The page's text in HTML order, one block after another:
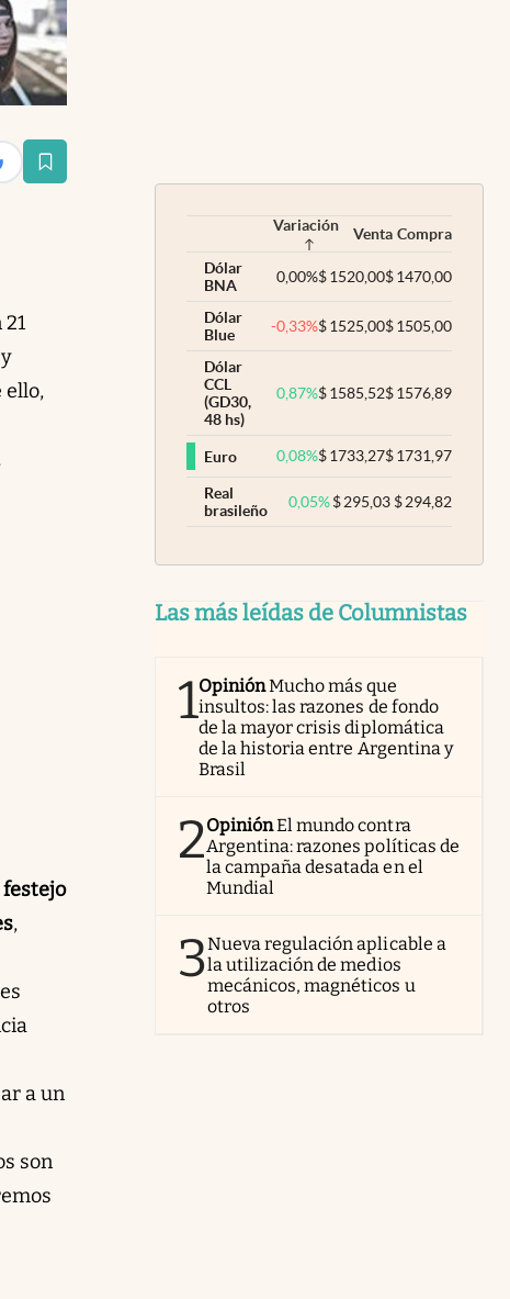
ello,
,
a un
son
Variación Venta Compra
Dólar
BNA
0,00%$1520,00$1470,00
Dólar
Blue
-0,33%$1525,00$1505,00
Dólar
CCL
(GD30,
48 hs)
0,87%$1585,52$1576,89
Euro 0,08%$1733,27$1731,97
Real
brasileño
0,05% $295,03 $294,82
Las más leídas de Columnistas
1OpiniónMucho más que
insultos: las razones de fondo
de la mayor crisis diplomática
de la historia entre Argentina y
Brasil
2OpiniónEl mundo contra
Argentina: razones políticas de
la campaña desatada en el
Mundial
3Nueva regulación aplicable a
la utilización de medios
mecánicos, magnéticos u
otros